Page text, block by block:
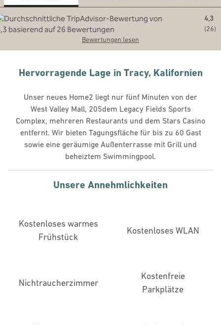
4,3
(26)
Bewertungen lesen
Hervorragende Lage in Tracy, Kalifornien
Unser neues Home2 liegt nur fünf Minuten von der
West Valley Mall, 205dem Legacy Fields Sports
Complex, mehreren Restaurants und dem Stars Casino
entfernt. Wir bieten Tagungsfläche für bis zu 60 Gast
sowie eine geräumige Außenterrasse mit Grill und
beheiztem Swimmingpool.
Unsere Annehmlichkeiten
Kostenloses warmes
Frühstück
Kostenloses WLAN
Nichtraucher­zimmer
Kostenfreie
Parkplätze